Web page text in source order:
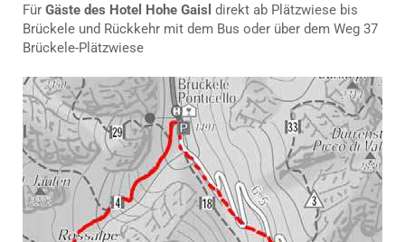
Für Gäste des Hotel Hohe Gaisl direkt ab Plätzwiese bis
Brückele und Rückkehr mit dem Bus oder über dem Weg 37
Brückele-Plätzwiese